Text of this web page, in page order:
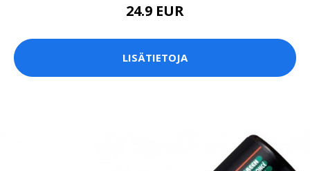
24.9 EUR
LISÄTIETOJA